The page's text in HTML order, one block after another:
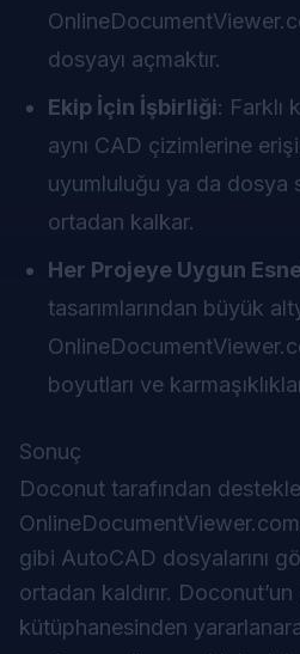
dosyayı açmaktır.
Ekip İçin İşbirliği: Farklı
aynı CAD çizimlerine
uyumluluğu ya da dosya
ortadan kalkar.
Her Projeye Uygun
tasarımlarından büyük
boyutları ve
Sonuç
Doconut tarafından
gibi AutoCAD dosyalarını
ortadan kaldırır.
kütüphanesinden